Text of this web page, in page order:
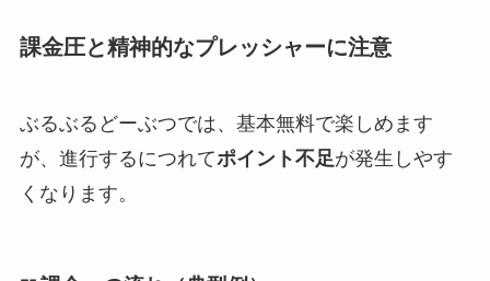
課金圧と精神的なプレッシャーに注意
ぶるぶるどーぶつでは、基本無料で楽しめます
が、進行するにつれてポイント不足が発生しやす
くなります。